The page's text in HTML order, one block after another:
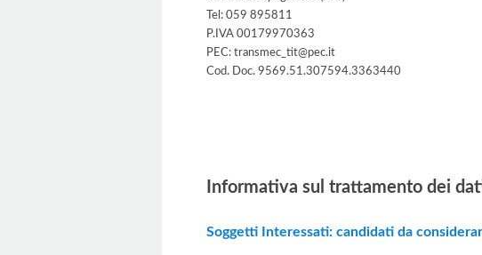
Tel: 059 895811
P.IVA 00179970363
PEC: transmec_tit@pec.it
Cod. Doc. 9569.51.307594.3363440
Informativa sul trattamento dei
Soggetti Interessati: candidati da